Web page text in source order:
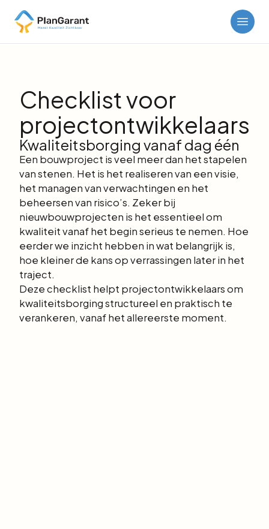
Checklist voor
projectontwikkelaars
Kwaliteitsborging vanaf dag één
Een bouwproject is veel meer dan het stapelen
van stenen. Het is het realiseren van een visie,
het managen van verwachtingen en het
beheersen van risico’s. Zeker bij
nieuwbouwprojecten is het essentieel om
kwaliteit vanaf het begin serieus te nemen. Hoe
eerder we inzicht hebben in wat belangrijk is,
hoe kleiner de kans op verrassingen later in het
traject.
Deze checklist helpt projectontwikkelaars om
kwaliteitsborging structureel en praktisch te
verankeren, vanaf het allereerste moment.